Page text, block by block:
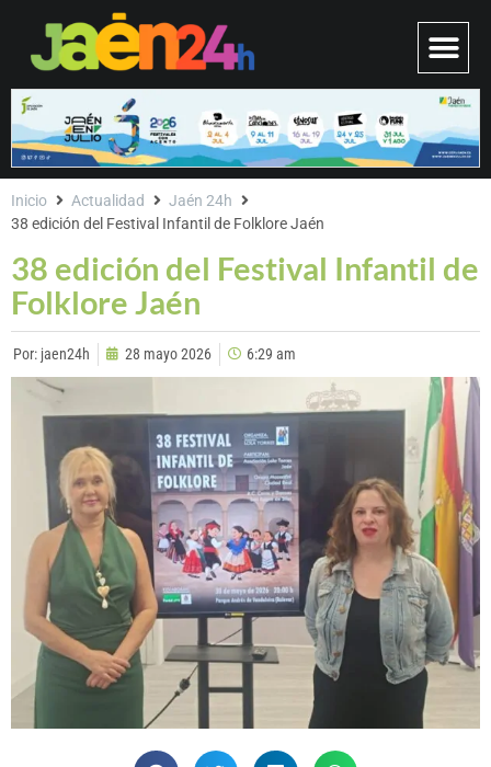
38 edición del Festival Infantil de
Folklore Jaén
Inicio Actualidad
Jaén 24h
38 edición del Festival Infantil de Folklore Jaén
Por: jaen24h 28 mayo 2026 6:29 am